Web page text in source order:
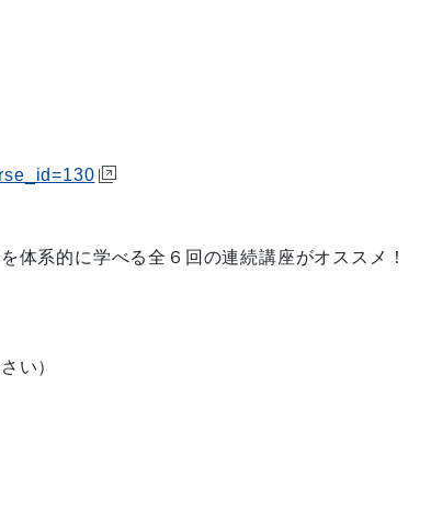
体系的に学べる全６回の連続講座がオススメ！
い）